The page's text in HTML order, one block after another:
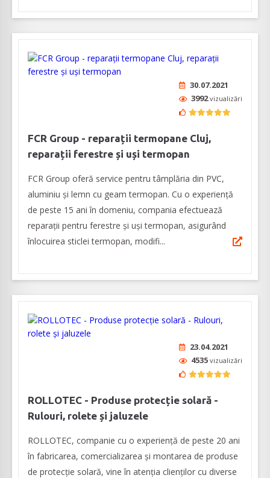
30.07.2021
3992vizualizări
FCR Group - reparații termopane Cluj,
reparații ferestre și uși termopan
FCR Group oferă service pentru tâmplăria din PVC,
aluminiu și lemn cu geam termopan. Cu o experiență
de peste 15 ani în domeniu, compania efectuează
reparații pentru ferestre și uși termopan, asigurând
înlocuirea sticlei termopan, modifi...
23.04.2021
4535 vizualizări
ROLLOTEC - Produse protecție solară -
Rulouri, rolete și jaluzele
ROLLOTEC, companie cu o experiență de peste 20 ani
în fabricarea, comercializarea și montarea de produse
de protecție solară, vine în atenția clienților cu diverse